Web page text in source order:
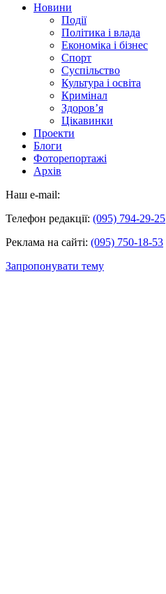
Новини
Події
Політика і влада
Економіка і бізнес
Спорт
Суспільство
Культура і освіта
Кримінал
Здоров’я
Цікавинки
Проекти
Блоги
Фоторепортажі
Архів
Наш e-mail:
Телефон редакції: (095) 794-29-25
Реклама на сайті: (095) 750-18-53
Запропонувати тему